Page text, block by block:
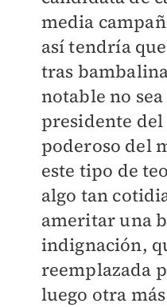
media
así tendría
tras
notable no
presidente del
poderoso del
este tipo de
algo tan
ameritar una
indignación,
reemplazada
luego otra